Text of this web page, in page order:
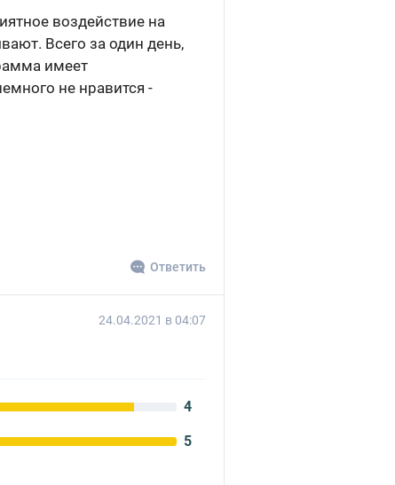
воздействие на
Всего за один день,
имеет
не нравится -
Ответить
24.04.2021 в 04:07
4
5